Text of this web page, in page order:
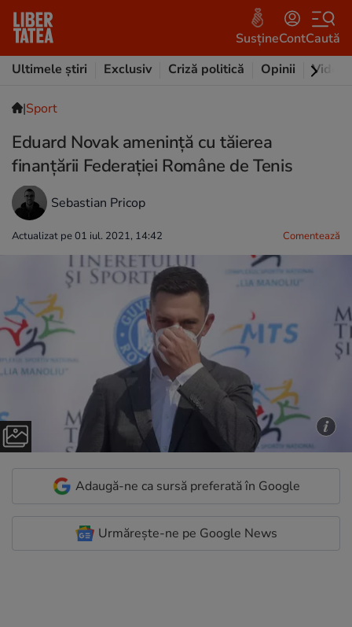
SusțineContCaută
Ultimele știri
Exclusiv Criză politică Opinii Video
|Sport
Eduard Novak amenință cu tăierea
finanțării Federației Române de Tenis
Sebastian Pricop
Actualizat pe 01 iul. 2021, 14:42 Comentează
Adaugă-ne ca sursă preferată în Google
Urmărește-ne pe Google News